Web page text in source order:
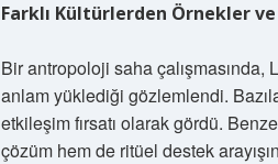
Farklı Kültürlerden Örnekler ve
Bir antropoloji saha çalışmasında,
anlam yüklediği gözlemlendi.
etkileşim fırsatı olarak gördü.
çözüm hem de ritüel destek